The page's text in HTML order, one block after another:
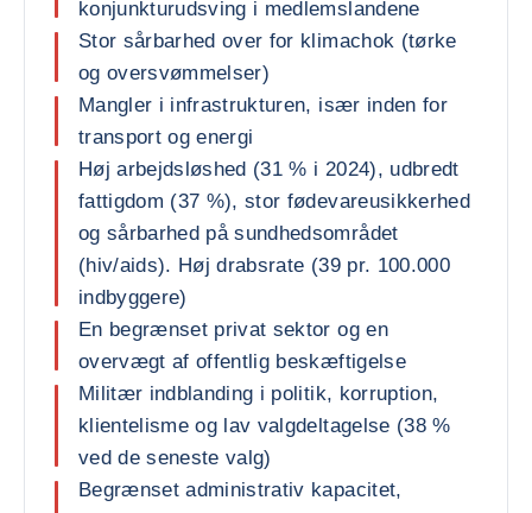
konjunkturudsving i medlemslandene
Stor sårbarhed over for klimachok (tørke
og oversvømmelser)
Mangler i infrastrukturen, især inden for
transport og energi
Høj arbejdsløshed (31 % i 2024), udbredt
fattigdom (37 %), stor fødevareusikkerhed
og sårbarhed på sundhedsområdet
(hiv/aids). Høj drabsrate (39 pr. 100.000
indbyggere)
En begrænset privat sektor og en
overvægt af offentlig beskæftigelse
Militær indblanding i politik, korruption,
klientelisme og lav valgdeltagelse (38 %
ved de seneste valg)
Begrænset administrativ kapacitet,